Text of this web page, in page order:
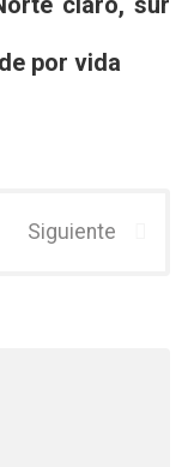
por vida
Siguiente